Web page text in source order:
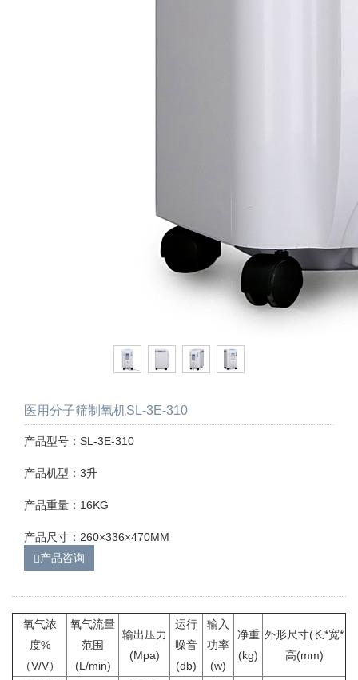
医用分子筛制氧机SL-3E-310
产品型号：SL-3E-310
产品机型：3升
产品重量：16KG
产品尺寸：260×336×470MM
产品咨询
氧气浓
度%
（V/V）
氧气流量
范围
(L/min)
输出压力
(Mpa)
运行
噪音
(db)
输入
功率
(w)
净重
(kg)
外形尺寸(长*宽*
高(mm)